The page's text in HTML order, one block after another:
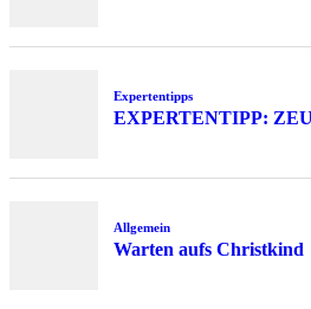
Expertentipps
EXPERTENTIPP:
Allgemein
Warten aufs Christkind